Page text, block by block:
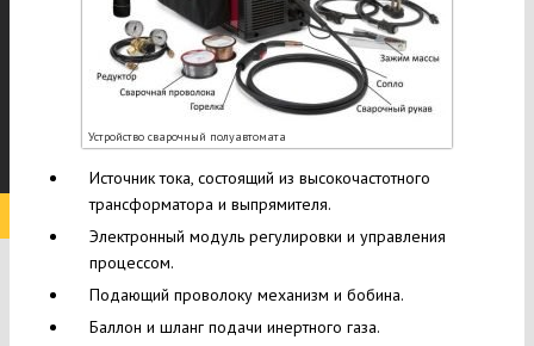
Устройство сварочный полуавтомата
Источник тока, состоящий из высокочастотного
трансформатора и выпрямителя.
Электронный модуль регулировки и управления
процессом.
Подающий проволоку механизм и бобина.
Баллон и шланг подачи инертного газа.